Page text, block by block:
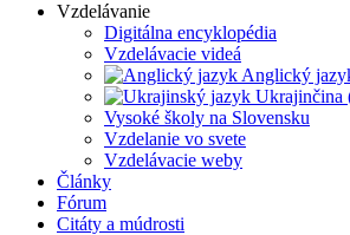
Vzdelávanie
Digitálna encyklopédia
Vzdelávacie videá
Anglický
Ukrajinčina
Vysoké školy na Slovensku
Vzdelanie vo svete
Vzdelávacie weby
Články
Fórum
Citáty a múdrosti